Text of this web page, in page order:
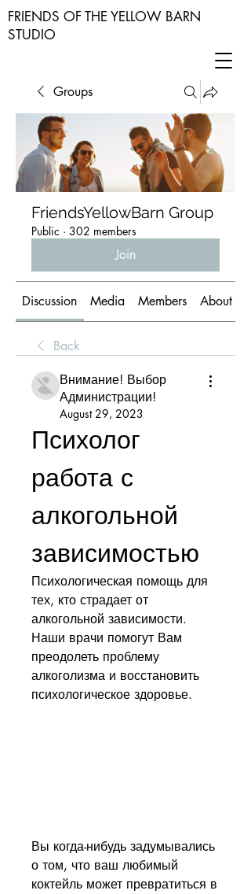
FRIENDS OF THE YELLOW BARN
STUDIO
Groups
FriendsYellowBarn Group
Public · 302 members
Join
Discussion Media Members About
Back
Внимание! Выбор
Администрации!
August 29, 2023
Психолог
работа с
алкогольной
зависимостью
Психологическая помощь для
тех, кто страдает от
алкогольной зависимости.
Наши врачи помогут Вам
преодолеть проблему
алкоголизма и восстановить
психологическое здоровье.
Вы когда-нибудь задумывались
о том, что ваш любимый
коктейль может превратиться в